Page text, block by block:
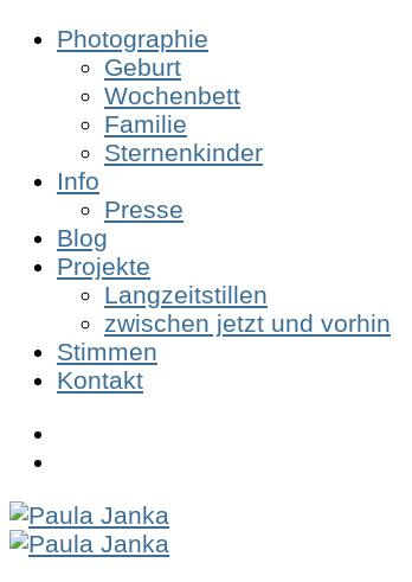
Photographie
Geburt
Wochenbett
Familie
Sternenkinder
Info
Presse
Blog
Projekte
Langzeitstillen
zwischen jetzt und vorhin
Stimmen
Kontakt